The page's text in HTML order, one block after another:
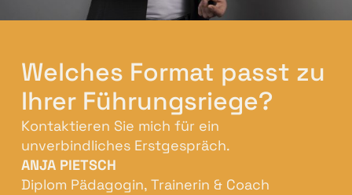
Welches Format passt zu
Ihrer Führungsriege?
Kontaktieren Sie mich für ein
unverbindliches Erstgespräch.
ANJA PIETSCH
Diplom Pädagogin, Trainerin & Coach